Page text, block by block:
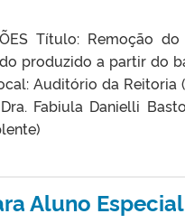
Título: Remoção
produzido a partir do
Auditório da Reitoria
Fabiula Danielli
Aluno